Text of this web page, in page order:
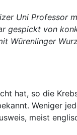
Uni Professor
gespickt von
Würenlinger
hat, so die
Weniger
meist